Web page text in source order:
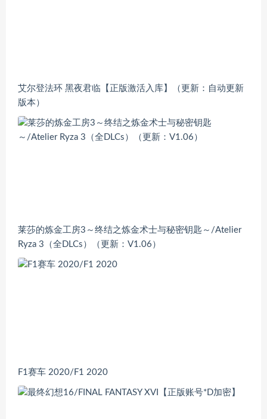
艾尔登法环 黑夜君临【正版激活入库】（更新：自动更新
版本）
莱莎的炼金工房3～终结之炼金术士与秘密钥匙～/Atelier
Ryza 3（全DLCs）（更新：V1.06）
F1赛车 2020/F1 2020